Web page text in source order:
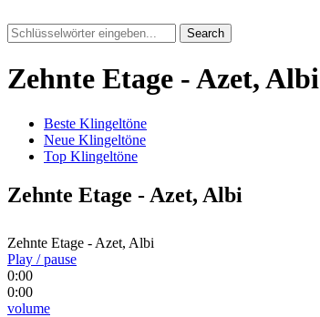
Search
Zehnte Etage - Azet, Albi
Beste Klingeltöne
Neue Klingeltöne
Top Klingeltöne
Zehnte Etage - Azet, Albi
Zehnte Etage - Azet, Albi
Play / pause
0:00
0:00
volume